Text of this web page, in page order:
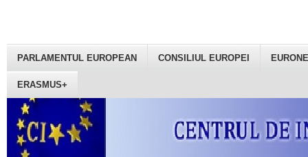
PARLAMENTUL EUROPEAN CONSILIUL EUROPEI
ERASMUS+